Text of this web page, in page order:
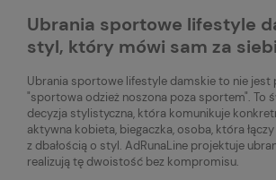
Ubrania sportowe lifestyle
styl, który mówi sam za
Ubrania sportowe lifestyle damskie to nie jest
"sportowa odzież noszona poza sportem". To
decyzja stylistyczna, która komunikuje
aktywna kobieta, biegaczka, osoba, która łączy
z dbałością o styl. AdRunaLine projektuje
realizują tę dwoistość bez kompromisu.